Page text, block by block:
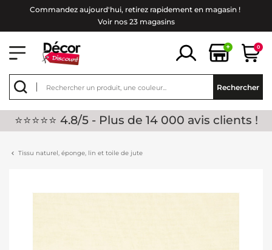
Commandez aujourd'hui, retirez rapidement en magasin !
Voir nos 23 magasins
+ 0
Rechercher
⭐⭐⭐⭐⭐ 4.8/5 - Plus de 14 000 avis clients !
Tissu naturel, éponge, lin et toile de jute